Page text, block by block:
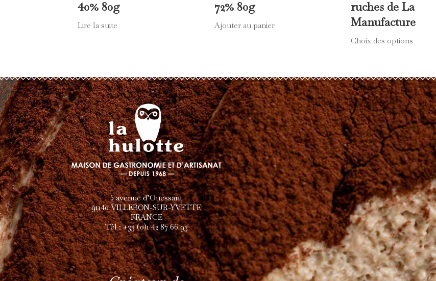
Issue de fèves de Tanzanie, cette tablette révèle des arômes subtils de fruits secs et
pour amateurs de chocolats intenses et équilibrés. 80 g de gourmandise. Composition :
Produits similaires
Out of
stock